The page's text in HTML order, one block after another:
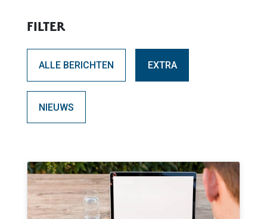
FILTER
ALLE BERICHTEN EXTRA
NIEUWS